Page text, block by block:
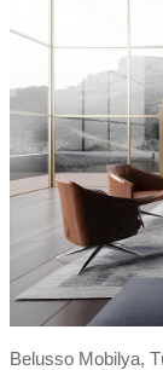
Belusso Mobilya,